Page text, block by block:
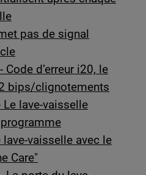
pas de signal
d’erreur i20, le
bips/clignotements
lave-vaisselle
vaisselle avec le
Care"